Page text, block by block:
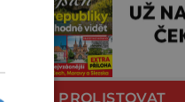
PROLISTOVAT